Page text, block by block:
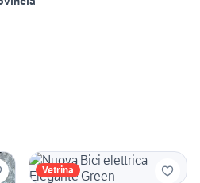
Vetrina